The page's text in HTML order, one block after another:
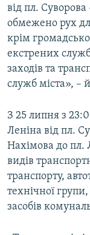
від пл.
обмежено рух
крім
екстрених
заходів та
служб міста», –
З 25 липня з
Леніна від пл.
Нахімова до пл.
видів
транспорту,
технічної
засобів